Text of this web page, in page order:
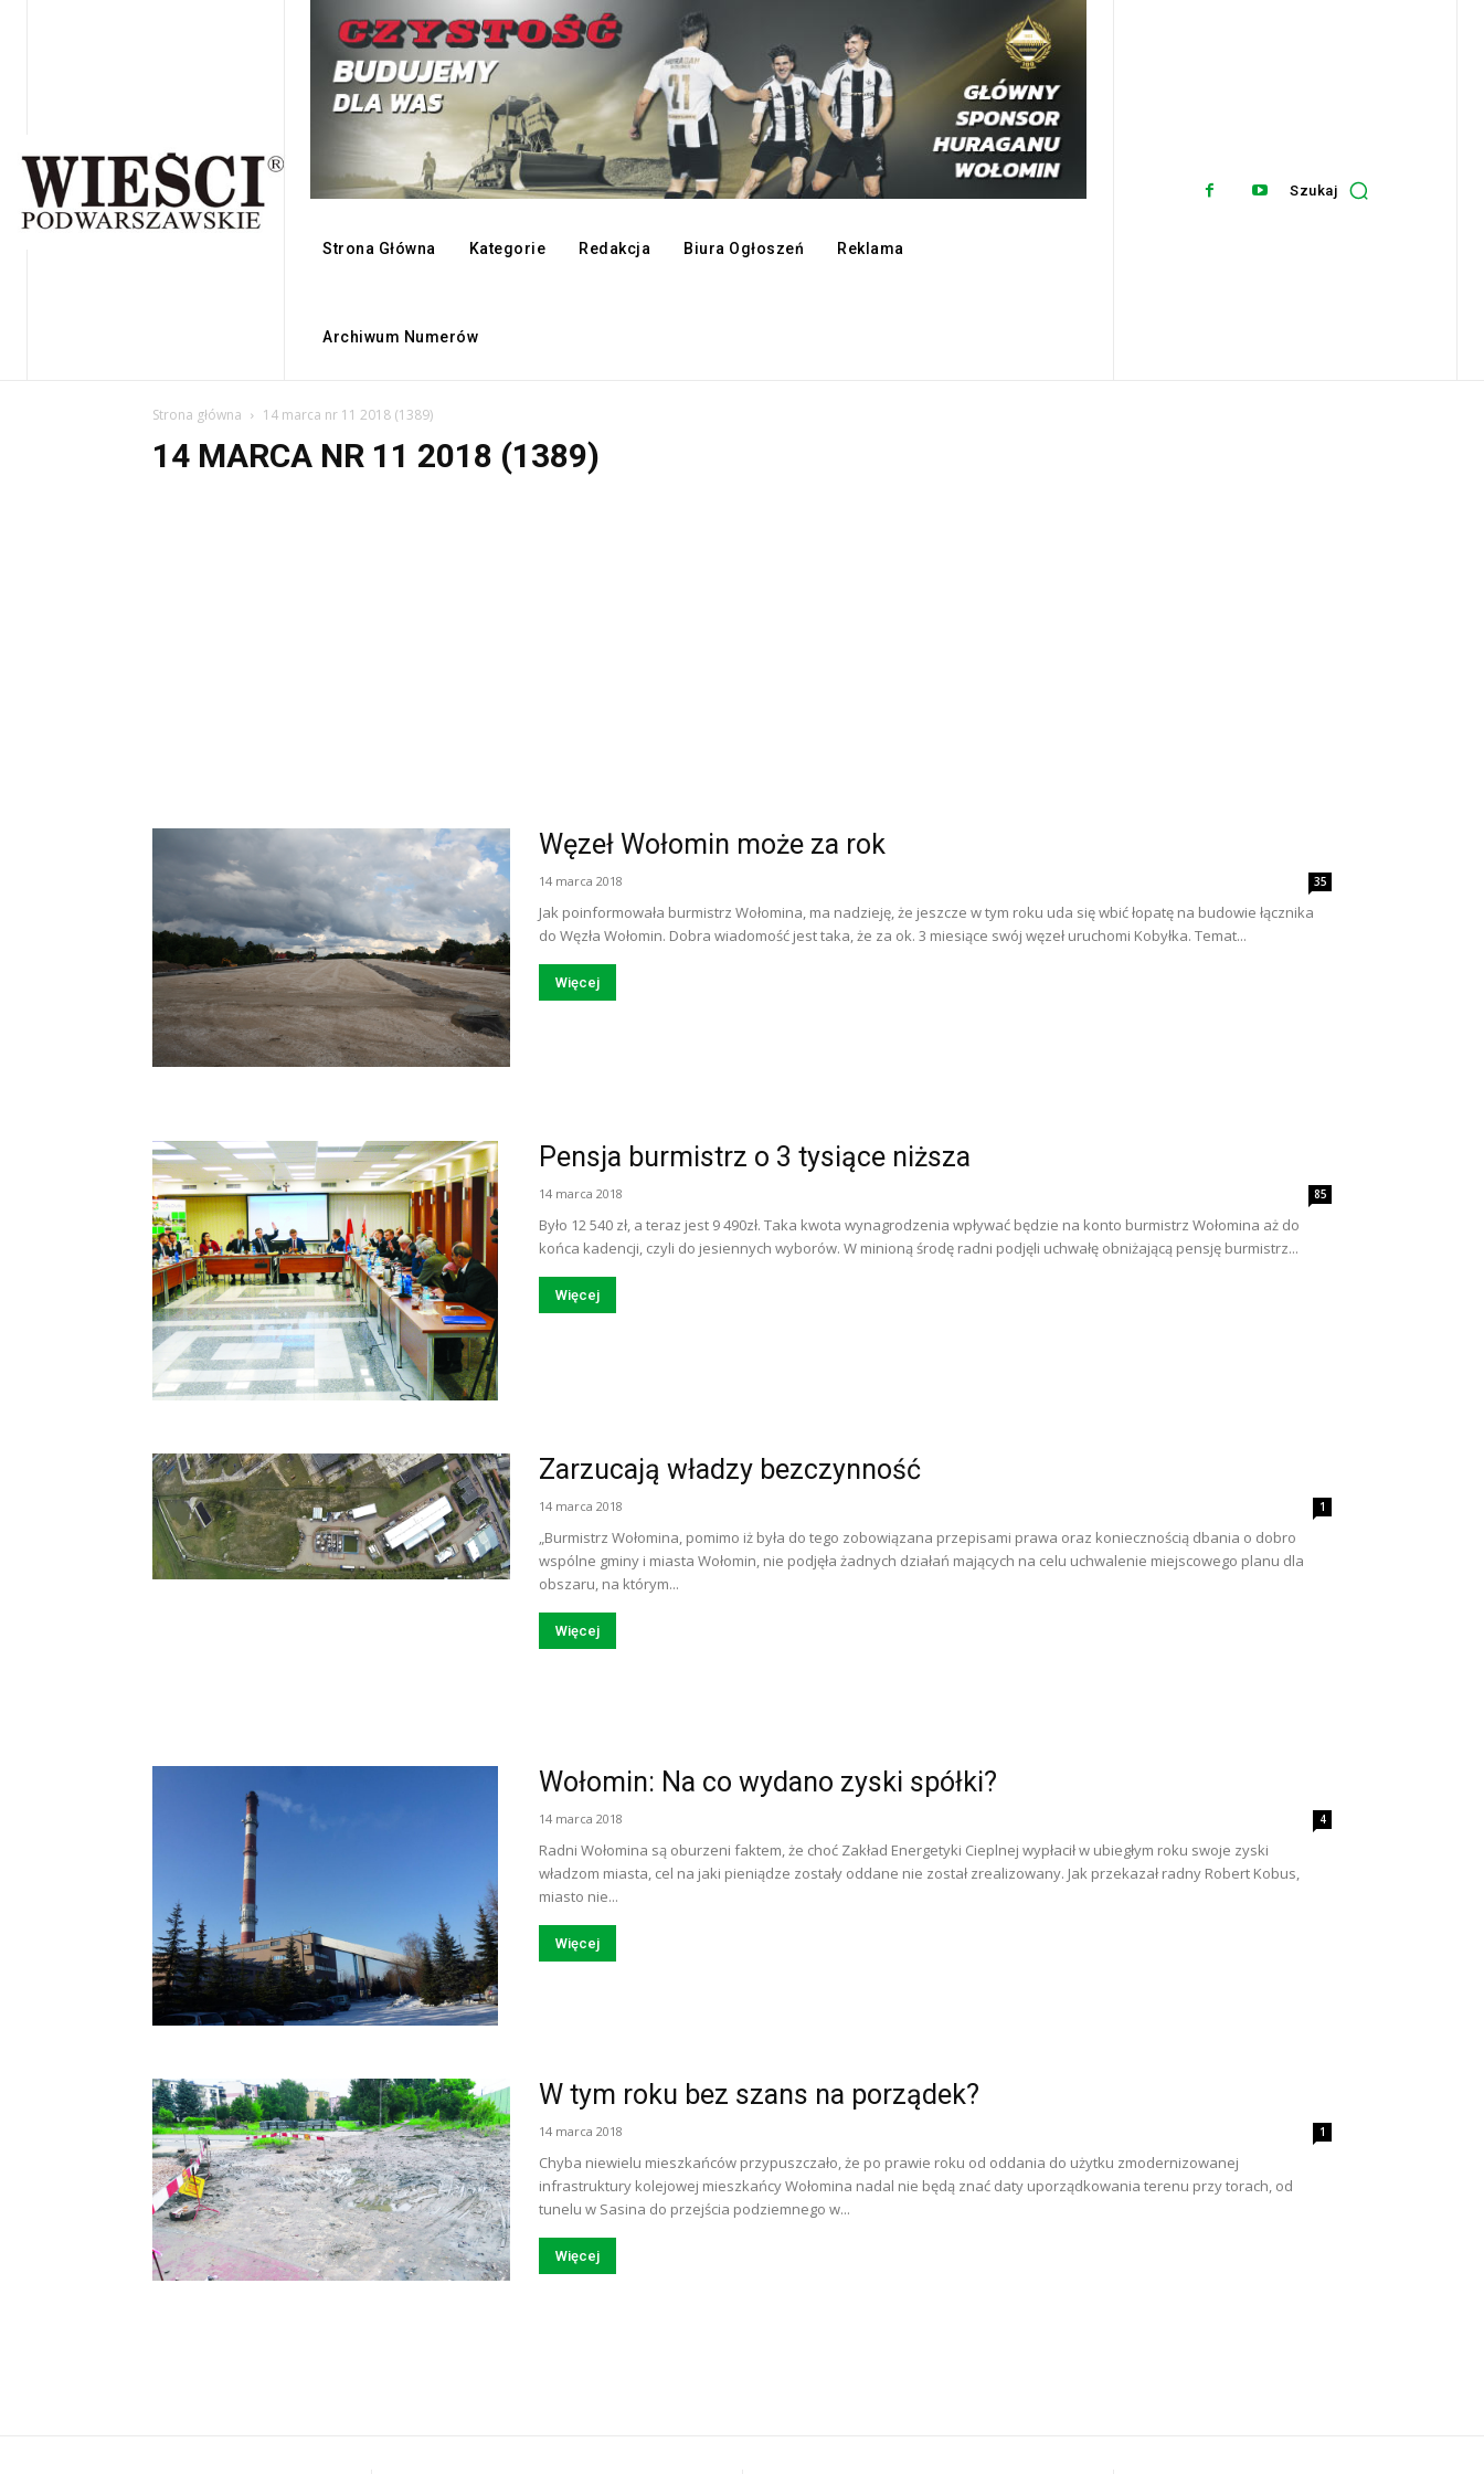
Strona Główna Kategorie Redakcja Biura Ogłoszeń Reklama
Archiwum Numerów
Szukaj
Strona główna 14 marca nr 11 2018 (1389)
14 MARCA NR 11 2018 (1389)
Węzeł Wołomin może za rok
14 marca 2018 35
Jak poinformowała burmistrz Wołomina, ma nadzieję, że jeszcze w tym roku uda się wbić łopatę na budowie łącznika
do Węzła Wołomin. Dobra wiadomość jest taka, że za ok. 3 miesiące swój węzeł uruchomi Kobyłka. Temat...
Więcej
Pensja burmistrz o 3 tysiące niższa
14 marca 2018 85
Było 12 540 zł, a teraz jest 9 490zł. Taka kwota wynagrodzenia wpływać będzie na konto burmistrz Wołomina aż do
końca kadencji, czyli do jesiennych wyborów. W minioną środę radni podjęli uchwałę obniżającą pensję burmistrz...
Więcej
Zarzucają władzy bezczynność
14 marca 2018 1
„Burmistrz Wołomina, pomimo iż była do tego zobowiązana przepisami prawa oraz koniecznością dbania o dobro
wspólne gminy i miasta Wołomin, nie podjęła żadnych działań mających na celu uchwalenie miejscowego planu dla
obszaru, na którym...
Więcej
Wołomin: Na co wydano zyski spółki?
14 marca 2018 4
Radni Wołomina są oburzeni faktem, że choć Zakład Energetyki Cieplnej wypłacił w ubiegłym roku swoje zyski
władzom miasta, cel na jaki pieniądze zostały oddane nie został zrealizowany. Jak przekazał radny Robert Kobus,
miasto nie...
Więcej
W tym roku bez szans na porządek?
14 marca 2018 1
Chyba niewielu mieszkańców przypuszczało, że po prawie roku od oddania do użytku zmodernizowanej
infrastruktury kolejowej mieszkańcy Wołomina nadal nie będą znać daty uporządkowania terenu przy torach, od
tunelu w Sasina do przejścia podziemnego w...
Więcej